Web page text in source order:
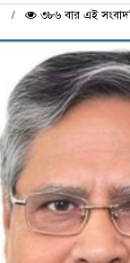
৩৮৬ বার এই